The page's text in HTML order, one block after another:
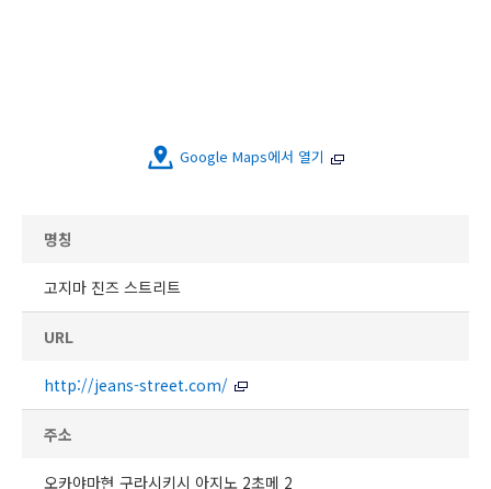
Google Maps에서 열기
명칭
고지마 진즈 스트리트
URL
http://jeans-street.com/
주소
오카야마현 구라시키시 아지노 2초메 2